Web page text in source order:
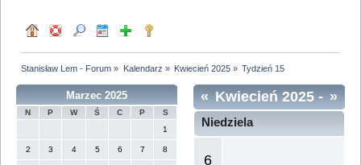
Stanisław Lem - Forum » Kalendarz » Kwiecień 2025» Tydzień 15
Marzec 2025
N P W Ś C P
S
1
2 3 4 5 6 7 8
« »
Kwiecień 2025-
Tydzień 15
Niedziela
6